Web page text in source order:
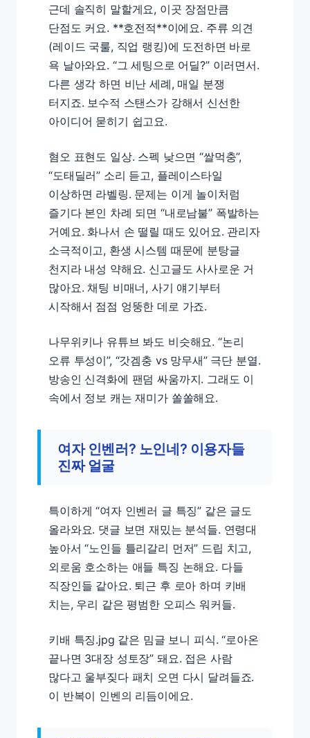
근데 솔직히 말할게요, 이곳 장점만큼
단점도 커요. **호전적**이에요. 주류 의견
(레이드 국룰, 직업 랭킹)에 도전하면 바로
욕 날아와요. “그 세팅으로 어딜?” 이러면서.
다른 생각 하면 비난 세례, 매일 분쟁
터지죠. 보수적 스탠스가 강해서 신선한
아이디어 묻히기 쉽고요.
혐오 표현도 일상. 스펙 낮으면 “쌀먹충”,
“도태딜러” 소리 듣고, 플레이스타일
이상하면 라벨링. 문제는 이게 놀이처럼
즐기다 본인 차례 되면 “내로남불” 폭발하는
거예요. 화나서 손 떨릴 때도 있어요. 관리자
소극적이고, 환생 시스템 때문에 분탕글
천지라 내성 약해요. 신고글도 사사로운 거
많아요. 채팅 비매너, 사기 얘기부터
시작해서 점점 엉뚱한 데로 가죠.
나무위키나 유튜브 봐도 비슷해요. “논리
오류 투성이”, “갓겜충 vs 망무새” 극단 분열.
방송인 신격화에 팬덤 싸움까지. 그래도 이
속에서 정보 캐는 재미가 쏠쏠해요.
여자 인벤러? 노인네? 이용자들
진짜 얼굴
특이하게 “여자 인벤러 글 특징” 같은 글도
올라와요. 댓글 보면 재밌는 분석들. 연령대
높아서 “노인들 틀리갈리 먼저” 드립 치고,
외로움 호소하는 애들 특징 논해요. 다들
직장인들 같아요. 퇴근 후 로아 하며 키배
치는, 우리 같은 평범한 오피스 워커들.
키배 특징.jpg 같은 밈글 보니 피식. “로아온
끝나면 3대장 성토장” 돼요. 접은 사람
많다고 울부짖다 패치 오면 다시 달려들죠.
이 반복이 인벤의 리듬이에요.